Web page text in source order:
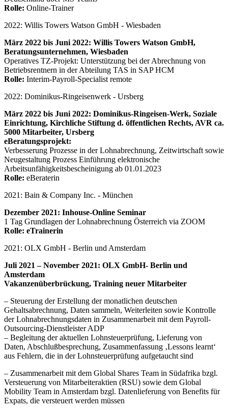
Rolle: Online-Trainer
2022: Willis Towers Watson GmbH - Wiesbaden
März 2022 bis Juni 2022: Willis Towers Watson GmbH,
Beratungsunternehmen, Wiesbaden
Operatives TZ-Projekt: Unterstützung bei der Abrechnung von
Betriebsrentnern in der Abteilung TAS in SAP HCM
Rolle: Interim-Payroll-Specialist remote
2022: Dominikus-Ringeisenwerk - Ursberg
März 2022 bis Juni 2022: Dominikus-Ringeisen-Werk, Soziale
Einrichtung, Kirchliche Stiftung d. öffentlichen Rechts, AVR ca.
5000 Mitarbeiter, Ursberg
eBeratungsprojekt:
Verbesserung Prozesse in der Lohnabrechnung, Zeitwirtschaft sowie
Neugestaltung Prozess Einführung elektronische
Arbeitsunfähigkeitsbescheinigung ab 01.01.2023
Rolle: eBeraterin
2021: Bain & Company Inc. - München
Dezember 2021: Inhouse-Online Seminar
1 Tag Grundlagen der Lohnabrechnung Österreich via ZOOM
Rolle: eTrainerin
2021: OLX GmbH - Berlin und Amsterdam
Juli 2021 – November 2021: OLX GmbH- Berlin und
Amsterdam
Vakanzenüberbrückung, Training neuer Mitarbeiter
– Steuerung der Erstellung der monatlichen deutschen
Gehaltsabrechnung, Daten sammeln, Weiterleiten sowie Kontrolle
der Lohnabrechnungsdaten in Zusammenarbeit mit dem Payroll-
Outsourcing-Dienstleister ADP
– Begleitung der aktuellen Lohnsteuerprüfung, Lieferung von
Daten, Abschlußbesprechung, Zusammenfassung ‚Lessons learnt‘
aus Fehlern, die in der Lohnsteuerprüfung aufgetaucht sind
– Zusammenarbeit mit dem Global Shares Team in Südafrika bzgl.
Versteuerung von Mitarbeiteraktien (RSU) sowie dem Global
Mobility Team in Amsterdam bzgl. Datenlieferung von Benefits für
Expats, die versteuert werden müssen